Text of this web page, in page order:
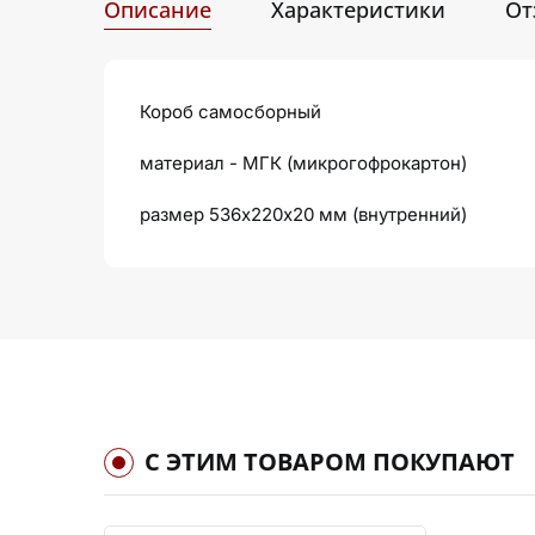
Описание Характеристики
Короб самосборный
материал - МГК (микрогофрокартон)
размер 536х220х20 мм (внутренний)
С ЭТИМ ТОВАРОМ ПОКУПАЮТ